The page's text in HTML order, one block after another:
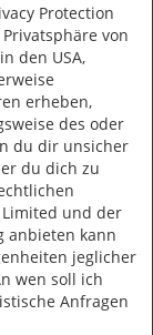
Protection
von
den USA,
erheben,
des oder
du dir unsicher
du dich zu
Limited und der
anbieten kann
jeglicher
wen soll ich
Anfragen